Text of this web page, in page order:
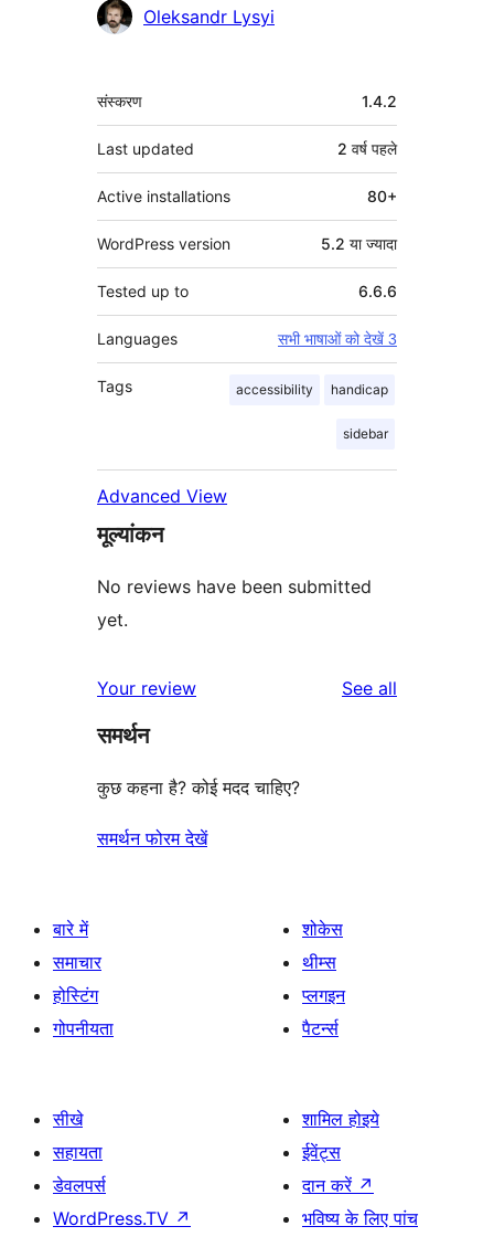
योगदानकर्ताOleksandr Lysyi
मेटा
संस्करण 1.4.2
Last updated 2 वर्ष पहले
Active installations 80+
WordPress version 5.2 या ज्यादा
Tested up to 6.6.6
Languages सभी भाषाओं को देखें 3
Tags accessibility handicap
sidebar
Advanced View
मूल्यांकन
No reviews have been submitted
yet.
Your review See all
समर्थन
कुछ कहना है? कोई मदद चाहिए?
समर्थन फोरम देखें
बारे में
समाचार
होस्टिंग
गोपनीयता
शोकेस
थीम्स
प्लगइन
पैटर्न्स
सीखे
सहायता
डेवलपर्स
WordPress.TV ↗
शामिल होइये
ईवेंट्स
दान करें ↗
भविष्य के लिए पांच